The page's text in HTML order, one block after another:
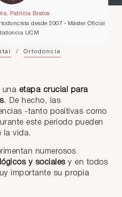
Patricia Bratos
desde 2007 - Máster Oficial
UCM
/ Ortodoncia
una etapa crucial para
. De hecho, las
-tanto positivas como
este periodo pueden
la vida.
numerosos
y socialesy en todos
importante su propia